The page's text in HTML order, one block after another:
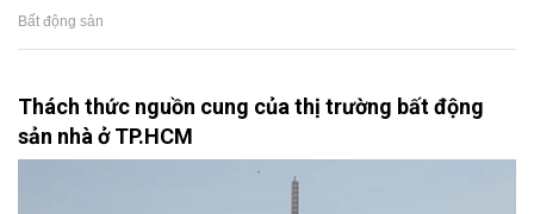
Bất động sản
Thách thức nguồn cung của thị trường bất động
sản nhà ở TP.HCM